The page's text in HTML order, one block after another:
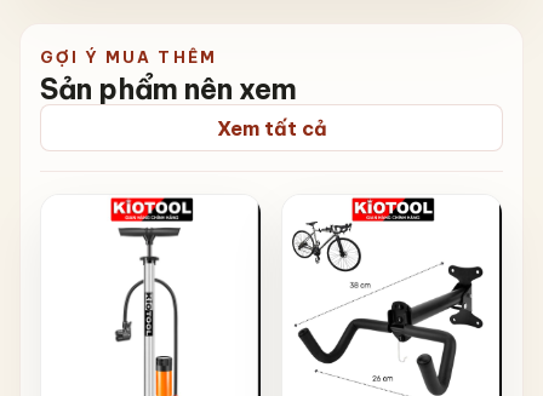
GỢI Ý MUA THÊM
Sản phẩm nên xem
Xem tất cả